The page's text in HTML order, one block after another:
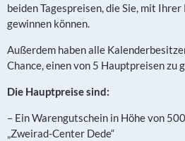
beiden Tagespreisen, die Sie, mit
gewinnen können.
Außerdem haben alle
Chance, einen von 5 Hauptpreisen zu
Die Hauptpreise sind:
– Ein Warengutschein in Höhe von
„Zweirad-Center Dede“